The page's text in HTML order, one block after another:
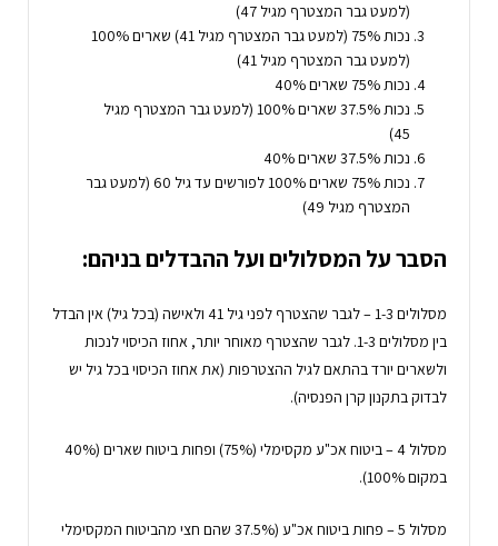
(למעט גבר המצטרף מגיל 47)
נכות 75% (למעט גבר המצטרף מגיל 41) שארים 100%
(למעט גבר המצטרף מגיל 41)
נכות 75% שארים 40%
נכות 37.5% שארים 100% (למעט גבר המצטרף מגיל
45)
נכות 37.5% שארים 40%
נכות 75% שארים 100% לפורשים עד גיל 60 (למעט גבר
המצטרף מגיל 49)
הסבר על המסלולים ועל ההבדלים בניהם:
מסלולים 1-3 – לגבר שהצטרף לפני גיל 41 ולאישה (בכל גיל) אין הבדל
בין מסלולים 1-3. לגבר שהצטרף מאוחר יותר, אחוז הכיסוי לנכות
ולשארים יורד בהתאם לגיל ההצטרפות (את אחוז הכיסוי בכל גיל יש
לבדוק בתקנון קרן הפנסיה).
מסלול 4 – ביטוח אכ"ע מקסימלי (75%) ופחות ביטוח שארים (40%
במקום 100%).
מסלול 5 – פחות ביטוח אכ"ע (37.5% שהם חצי מהביטוח המקסימלי